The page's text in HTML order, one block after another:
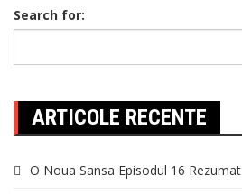
Search for:
ARTICOLE RECENTE
O Noua Sansa Episodul 16 Rezumat